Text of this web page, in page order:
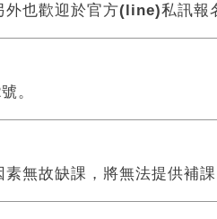
信件中的指示重新登入。
重複登入，
外也歡迎於官方(line)私訊報
。
無故缺課，將無法提供補課